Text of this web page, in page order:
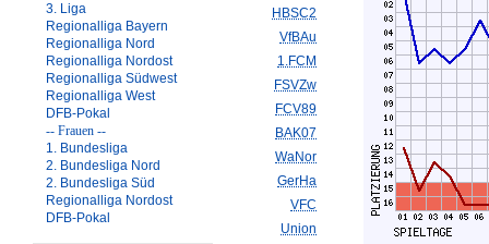
3. Liga
Regionalliga Bayern
Regionalliga Nord
Regionalliga Nordost
Regionalliga Südwest
Regionalliga West
DFB-Pokal
-- Frauen --
1. Bundesliga
2. Bundesliga Nord
2. Bundesliga Süd
Regionalliga Nordost
DFB-Pokal
HBSC2
VfBAu
1.FCM
FSVZw
FCV89
BAK07
WaNor
GerHa
VFC
Union